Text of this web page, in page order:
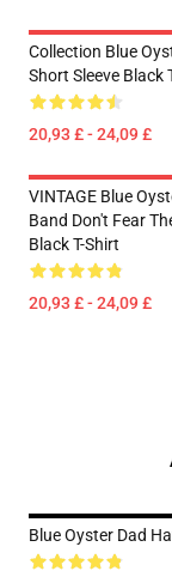
Collection Blue
Short Sleeve Black
20,93 £ - 24,09 £
VINTAGE Blue
Band Don't Fear
Black T-Shirt
20,93 £ - 24,09 £
Blue Oyster Dad